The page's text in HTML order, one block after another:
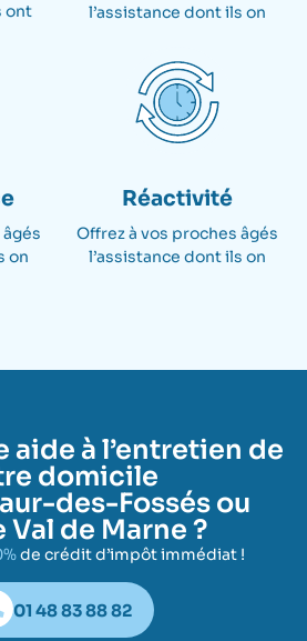
ont​
l’assistance dont ils on
on
Réactivité
Offrez à vos proches âgés
l’assistance dont ils on
aide à l’entretien de
domicile
des-Fossés ou
Val de Marne ?
de crédit d’impôt immédiat !
01 48 83 88 82